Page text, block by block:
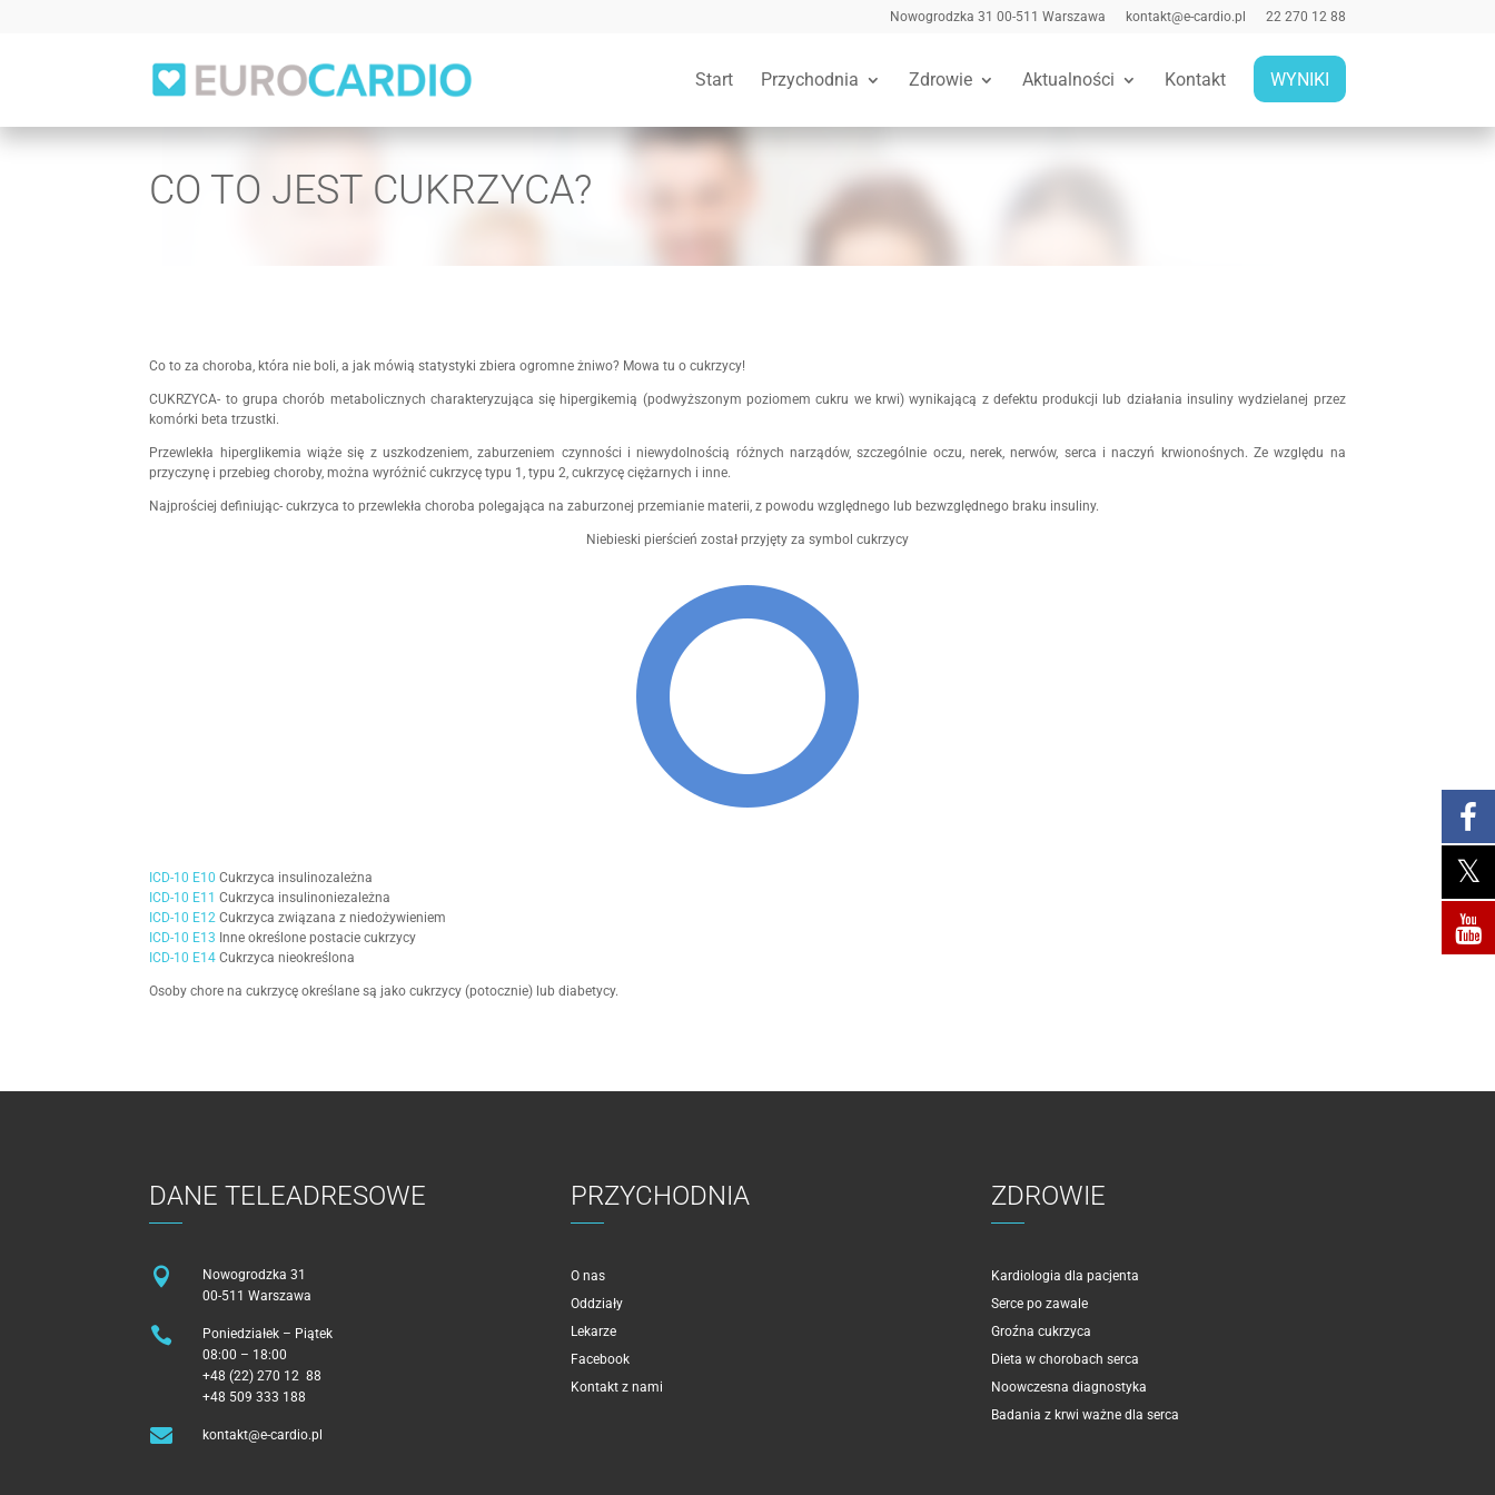
Nowogrodzka 31 00-511 Warszawa kontakt@e-cardio.pl 22 270 12 88
Start Przychodnia Zdrowie Aktualności Kontakt WYNIKI
CO TO JEST CUKRZYCA?
Co to za choroba, która nie boli, a jak mówią statystyki zbiera ogromne żniwo? Mowa tu o cukrzycy!
CUKRZYCA- to grupa chorób metabolicznych charakteryzująca się hipergikemią (podwyższonym poziomem cukru we krwi) wynikającą z defektu produkcji lub działania insuliny wydzielanej przez
komórki beta trzustki.
Przewlekła hiperglikemia wiąże się z uszkodzeniem, zaburzeniem czynności i niewydolnością różnych narządów, szczególnie oczu, nerek, nerwów, serca i naczyń krwionośnych. Ze względu na
przyczynę i przebieg choroby, można wyróżnić cukrzycę typu 1, typu 2, cukrzycę ciężarnych i inne.
Najprościej definiując- cukrzyca to przewlekła choroba polegająca na zaburzonej przemianie materii, z powodu względnego lub bezwzględnego braku insuliny.
Niebieski pierścień został przyjęty za symbol cukrzycy
ICD-10 E10 Cukrzyca insulinozależna
ICD-10 E11 Cukrzyca insulinoniezależna
ICD-10 E12 Cukrzyca związana z niedożywieniem
ICD-10 E13 Inne określone postacie cukrzycy
ICD-10 E14 Cukrzyca nieokreślona
Osoby chore na cukrzycę określane są jako cukrzycy (potocznie) lub diabetycy.
DANE TELEADRESOWE

Nowogrodzka 31
00-511 Warszawa

Poniedziałek – Piątek
08:00 – 18:00
+48 (22) 270 12 88
+48 509 333 188
 kontakt@e-cardio.pl
PRZYCHODNIA
O nas
Oddziały
Lekarze
Facebook
Kontakt z nami
ZDROWIE
Kardiologia dla pacjenta
Serce po zawale
Groźna cukrzyca
Dieta w chorobach serca
Noowczesna diagnostyka
Badania z krwi ważne dla serca